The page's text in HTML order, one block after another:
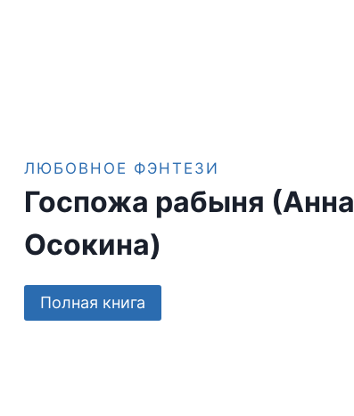
ЛЮБОВНОЕ ФЭНТЕЗИ
Госпожа рабыня (Анна
Осокина)
Полная книга